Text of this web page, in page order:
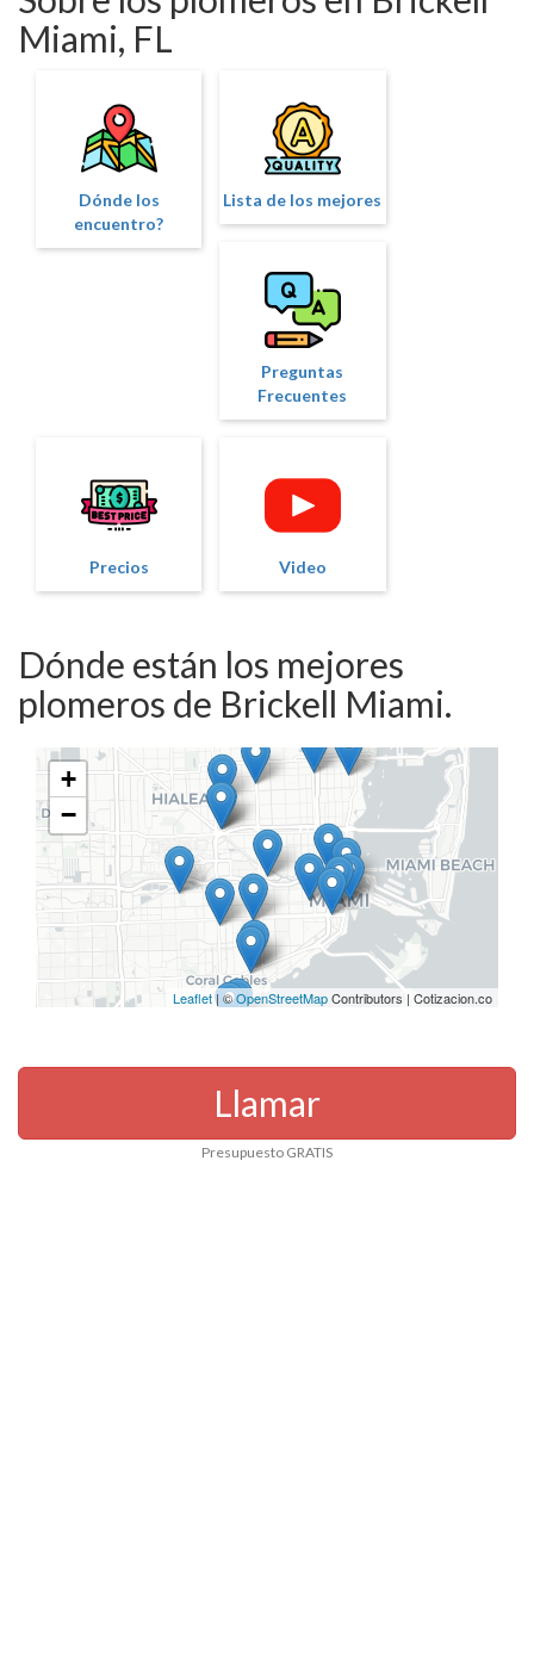
Miami, FL
Dónde los
encuentro?
Lista de los mejores
Preguntas
Frecuentes
Precios Video
Dónde están los mejores
plomeros de Brickell Miami.
+
−
Leaflet| ©OpenStreetMapContributors | Cotizacion.co
Llamar
Presupuesto GRATIS